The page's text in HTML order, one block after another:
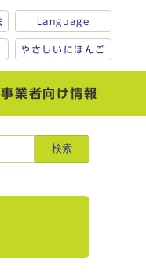
Language
やさしいにほんご
事業者向け情報
検索